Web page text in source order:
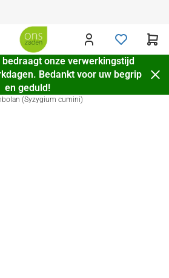
onze verwerkingstijd
Bedankt voor uw begrip
en geduld!
(Syzygium cumini)